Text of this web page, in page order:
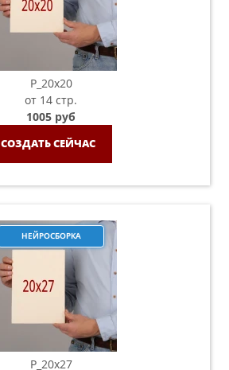
P_20х20
от 14 стр.
1005 руб
СОЗДАТЬ СЕЙЧАС
НЕЙРОСБОРКА
P_20х27